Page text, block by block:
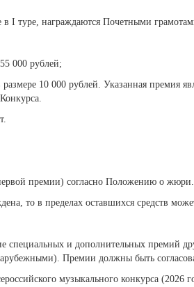
туре, награждаются Почетными
000 рублей;
10 000 рублей. Указанная премия
премии) согласно Положению о жюри.
то в пределах оставшихся средств
специальных и дополнительных премий
Премии должны быть
музыкального конкурса